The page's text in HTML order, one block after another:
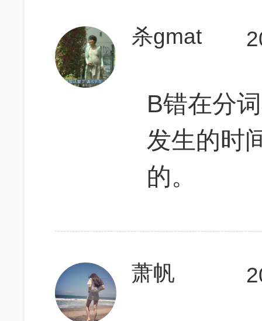
杀gmat
B错在分
发生的时
的。
萧帆